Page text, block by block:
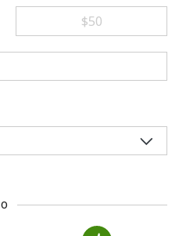
No se ha creado una contraseña
⁦$50⁩
o